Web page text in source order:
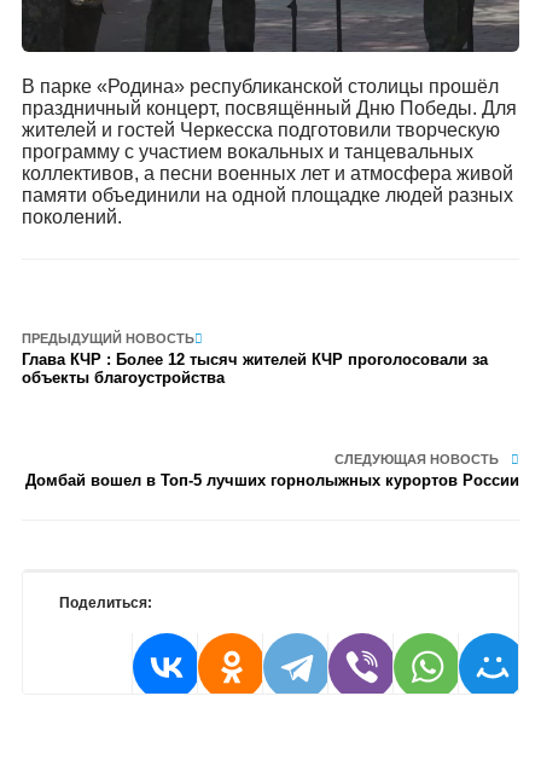
В парке «Родина» республиканской столицы прошёл
праздничный концерт, посвящённый Дню Победы. Для
жителей и гостей Черкесска подготовили творческую
программу с участием вокальных и танцевальных
коллективов, а песни военных лет и атмосфера живой
памяти объединили на одной площадке людей разных
поколений.
ПРЕДЫДУЩИЙ НОВОСТЬ
Глава КЧР : Более 12 тысяч жителей КЧР проголосовали за
объекты благоустройства
СЛЕДУЮЩАЯ НОВОСТЬ
Домбай вошел в Топ-5 лучших горнолыжных курортов России
Поделиться: